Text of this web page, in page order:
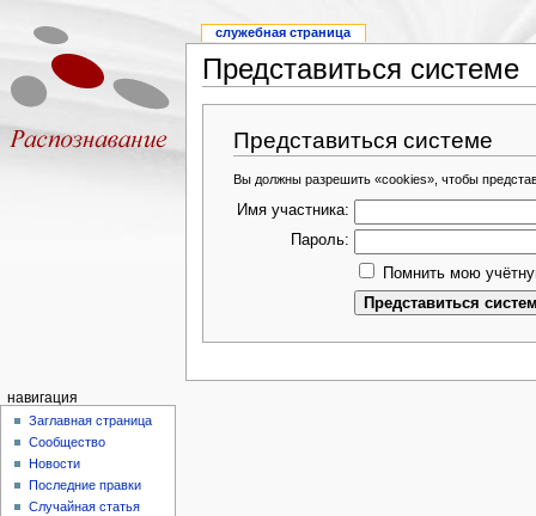
Представиться системе
Представиться системе
Вы должны разрешить «cookies», чтобы
Имя участника:
Пароль:
Помнить мою
служебная страница
навигация
Заглавная страница
Сообщество
Новости
Последние правки
Случайная статья